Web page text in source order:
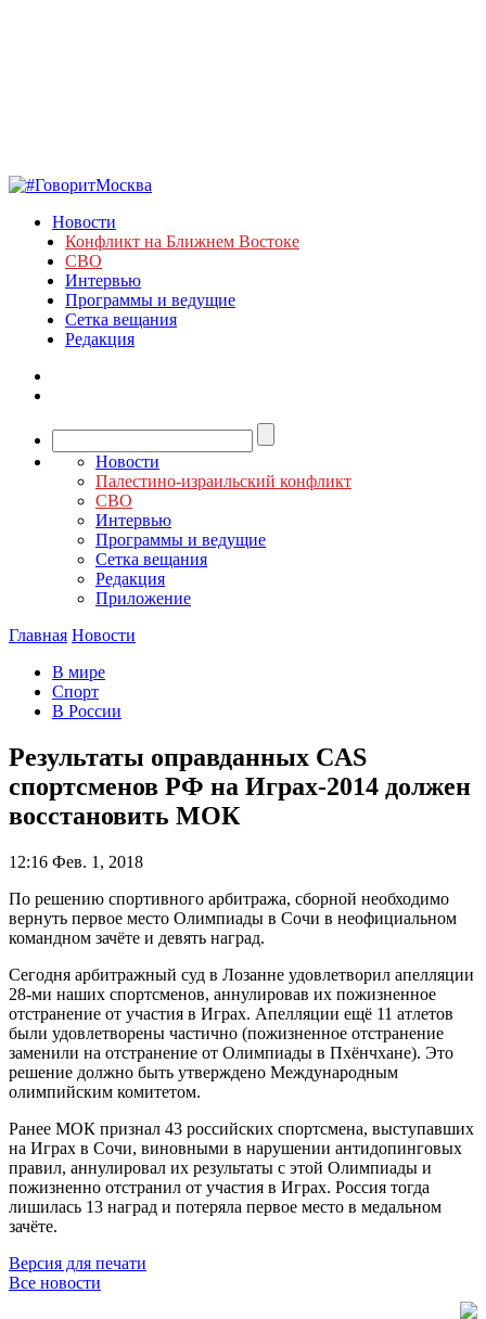
Новости
Конфликт на Ближнем Востоке
СВО
Интервью
Программы и ведущие
Сетка вещания
Редакция
Новости
Палестино-израильский конфликт
СВО
Интервью
Программы и ведущие
Сетка вещания
Редакция
Приложение
Главная Новости
В мире
Спорт
В России
Результаты оправданных CAS
спортсменов РФ на Играх-2014 должен
восстановить МОК
12:16 Фев. 1, 2018
По решению спортивного арбитража, сборной необходимо
вернуть первое место Олимпиады в Сочи в неофициальном
командном зачёте и девять наград.
Сегодня арбитражный суд в Лозанне удовлетворил апелляции
28-ми наших спортсменов, аннулировав их пожизненное
отстранение от участия в Играх. Апелляции ещё 11 атлетов
были удовлетворены частично (пожизненное отстранение
заменили на отстранение от Олимпиады в Пхёнчхане). Это
решение должно быть утверждено Международным
олимпийским комитетом.
Ранее МОК признал 43 российских спортсмена, выступавших
на Играх в Сочи, виновными в нарушении антидопинговых
правил, аннулировал их результаты с этой Олимпиады и
пожизненно отстранил от участия в Играх. Россия тогда
лишилась 13 наград и потеряла первое место в медальном
зачёте.
Версия для печати
Все новости